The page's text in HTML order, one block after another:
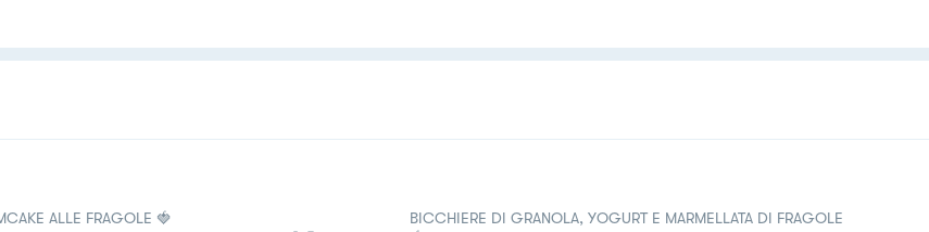
ALLE FRAGOLE 🍓
BICCHIERE DI GRANOLA, YOGURT E MARMELLATA DI FRAGOLE